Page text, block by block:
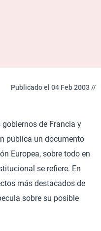
Publicado el 04 Feb 2003 //
gobiernos de Francia y
pública un documento
Europea, sobre todo en
se refiere. En
más destacados de
sobre su posible